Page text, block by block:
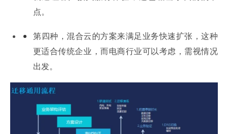
点。
第四种，混合云的方案来满足业务快速扩张，这种
更适合传统企业，而电商行业可以考虑，需视情况
出发。